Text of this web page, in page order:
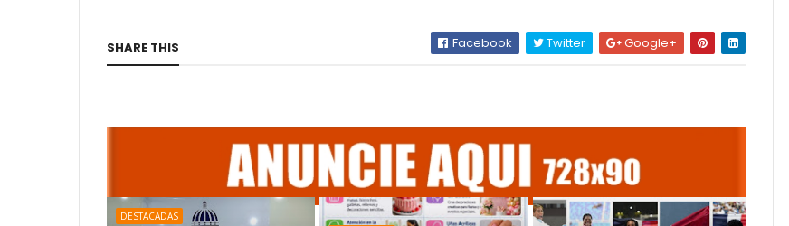
SHARE THIS Facebook Twitter Google+
DESTACADAS